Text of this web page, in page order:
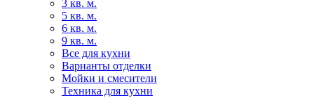
3 кв. м.
5 кв. м.
6 кв. м.
9 кв. м.
Все для кухни
Варианты отделки
Мойки и смесители
Техника для кухни